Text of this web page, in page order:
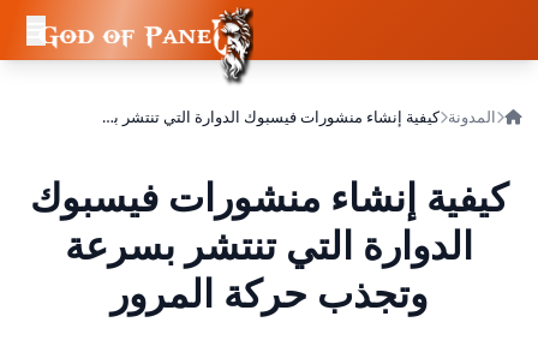
المدونة كيفية إنشاء منشورات فيسبوك الدوارة التي تنتشر بسرعة وتجذب حركة المرور
كيفية إنشاء منشورات فيسبوك
الدوارة التي تنتشر بسرعة
وتجذب حركة المرور